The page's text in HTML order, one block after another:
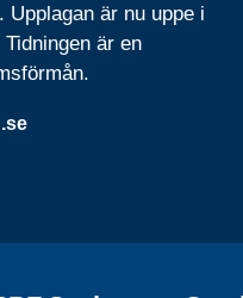
Upplagan är nu uppe i
är en